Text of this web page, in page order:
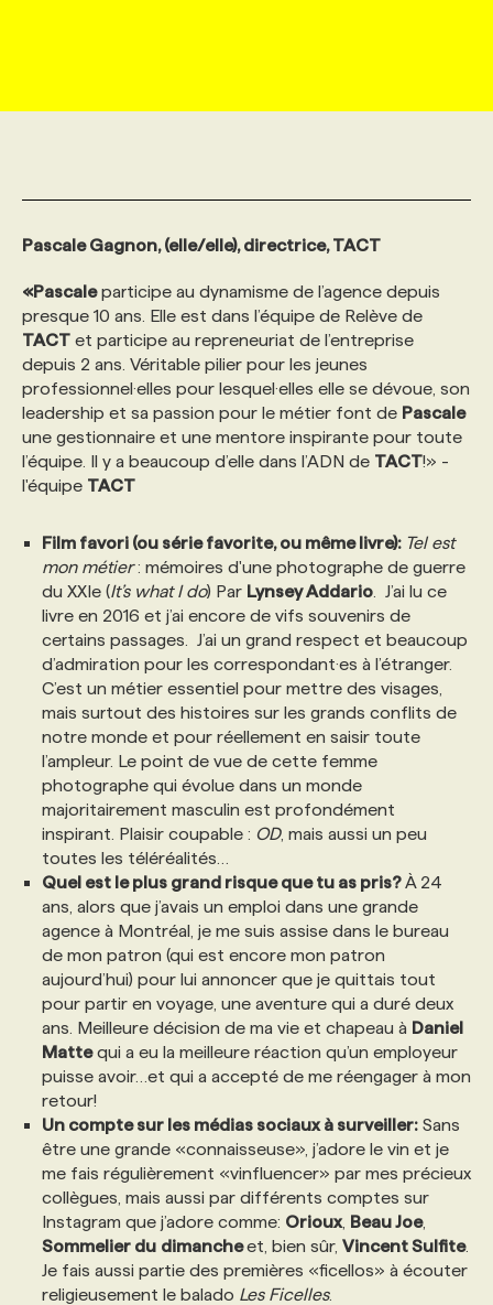
INITIATIVES NUMÉRIQUES
TENDANCES
MARKETING DURABLE
ÉVÉNEMENTIEL
NOS AUTEUR‧RICES
ANNONCEZ AVEC NOUS
PROFIL ENTREPRISE
ANNONCEZ AVEC NOUS
PROFIL CANDIDAT
ANNONCEZ AVEC NOUS
NOS PARCOURS DE FORMATIONS
NOS FORMATEUR‧RICES
POURQUOI CHOISIR NOS FORMATIONS
NOS TARIFS
PROGRAMMES DE SUBVENTIONS
FAQ
ANNONCEZ AVEC NOUS
SERVICE DE CHASSE DE TÊTE
NOS EXPERTISES
FAQ
ANNONCEZ AVEC NOUS
Pascale Gagnon, (elle/elle), directrice, TACT
«Pascaleparticipe au dynamisme de l’agence depuis
presque 10 ans. Elle est dans l’équipe de Relève de
TACT et participe au repreneuriat de l’entreprise
depuis 2 ans. Véritable pilier pour les jeunes
professionnel·elles pour lesquel·elles elle se dévoue, son
leadership et sa passion pour le métier font de Pascale
une gestionnaire et une mentore inspirante pour toute
l’équipe. Il y a beaucoup d’elle dans l’ADN de TACT!» -
l'équipe TACT
Film favori (ou série favorite, ou même livre): Tel est
mon métier: mémoires d'une photographe de guerre
du XXIe (It’s what I do) Par Lynsey Addario . J’ai lu ce
livre en 2016 et j’ai encore de vifs souvenirs de
certains passages. J’ai un grand respect et beaucoup
d’admiration pour les correspondant·es à l’étranger.
C’est un métier essentiel pour mettre des visages,
mais surtout des histoires sur les grands conflits de
notre monde et pour réellement en saisir toute
l’ampleur. Le point de vue de cette femme
photographe qui évolue dans un monde
majoritairement masculin est profondément
inspirant. Plaisir coupable : OD, mais aussi un peu
toutes les téléréalités…
Quel est le plus grand risque que tu as pris?À 24
ans, alors que j’avais un emploi dans une grande
agence à Montréal, je me suis assise dans le bureau
de mon patron (qui est encore mon patron
aujourd’hui) pour lui annoncer que je quittais tout
pour partir en voyage, une aventure qui a duré deux
ans. Meilleure décision de ma vie et chapeau à Daniel
Mattequi a eu la meilleure réaction qu’un employeur
puisse avoir…et qui a accepté de me réengager à mon
retour!
Un compte sur les médias sociaux à surveiller: Sans
être une grande «connaisseuse», j’adore le vin et je
me fais régulièrement «vinfluencer» par mes précieux
collègues, mais aussi par différents comptes sur
Instagram que j’adore comme: Orioux Beau Joe,
Sommelier du dimancheet, bien sûr, Vincent Sulfite.
Je fais aussi partie des premières «ficellos» à écouter
religieusement le balado Les Ficelles.